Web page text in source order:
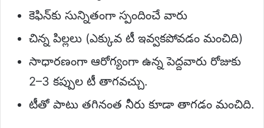
కెఫిన్‌కు సున్నితంగా స్పందించే వారు
చిన్న పిల్లలు (ఎక్కువ టీ ఇవ్వకపోవడం మంచిది)
సాధారణంగా ఆరోగ్యంగా ఉన్న పెద్దవారు రోజుకు
2–3 కప్పుల టీ తాగవచ్చు.
టీతో పాటు తగినంత నీరు కూడా తాగడం మంచిది.